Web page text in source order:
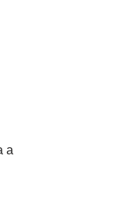
a